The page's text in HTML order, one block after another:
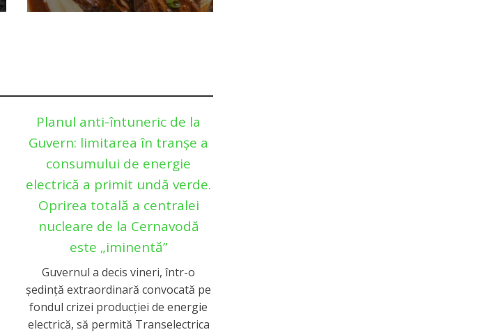
Planul anti-întuneric de la
Guvern: limitarea în tranşe a
consumului de energie
electrică a primit undă verde.
Oprirea totală a centralei
nucleare de la Cernavodă
este „iminentă”
Guvernul a decis vineri, într-o
ședință extraordinară convocată pe
fondul crizei producției de energie
electrică, să permită Transelectrica